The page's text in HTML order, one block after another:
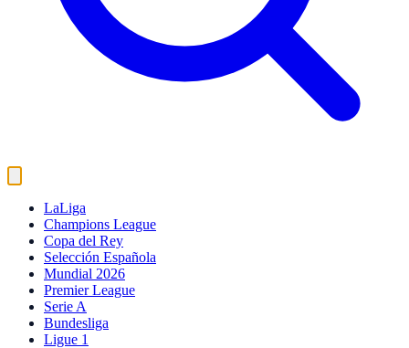
LaLiga
Champions League
Copa del Rey
Selección Española
Mundial 2026
Premier League
Serie A
Bundesliga
Ligue 1